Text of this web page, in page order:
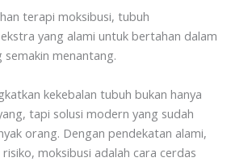
terapi moksibusi, tubuh
yang alami untuk bertahan dalam
semakin menantang.
kekebalan tubuh bukan hanya
tapi solusi modern yang sudah
orang. Dengan pendekatan alami,
moksibusi adalah cara cerdas